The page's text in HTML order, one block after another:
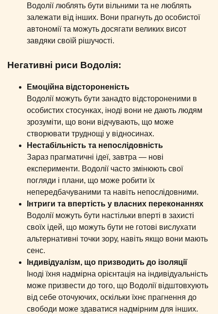
Водолії люблять бути вільними та не люблять
залежати від інших. Вони прагнуть до особистої
автономії та можуть досягати великих висот
завдяки своїй рішучості.
Негативні риси Водолія:
Емоційна відстороненість
Водолії можуть бути занадто відстороненими в
особистих стосунках, іноді вони не дають людям
зрозуміти, що вони відчувають, що може
створювати труднощі у відносинах.
Нестабільність та непослідовність
Зараз прагматичні ідеї, завтра — нові
експерименти. Водолії часто змінюють свої
погляди і плани, що може робити їх
непередбачуваними та навіть непослідовними.
Інтриги та впертість у власних переконаннях
Водолії можуть бути настільки вперті в захисті
своїх ідей, що можуть бути не готові вислухати
альтернативні точки зору, навіть якщо вони мають
сенс.
Індивідуалізм, що призводить до ізоляції
Іноді їхня надмірна орієнтація на індивідуальність
може призвести до того, що Водолії відштовхують
від себе оточуючих, оскільки їхнє прагнення до
свободи може здаватися надмірним для інших.